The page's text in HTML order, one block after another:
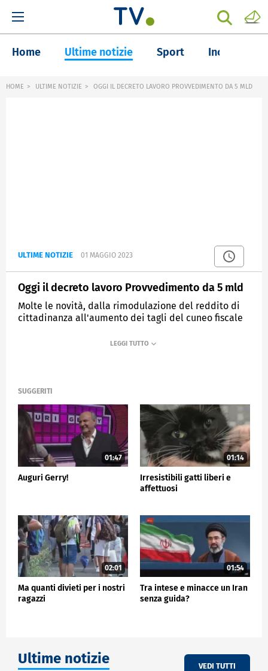
Home Ultime notizie Sport Inchieste
HOME ULTIME NOTIZIE OGGI IL DECRETO LAVORO PROVVEDIMENTO DA 5 MLD
ULTIME NOTIZIE 01 MAGGIO 2023
Oggi il decreto lavoro Provvedimento da 5 mld
Molte le novità, dalla rimodulazione del reddito di
cittadinanza all'aumento dei tagli del cuneo fiscale
SUGGERITI
01:47
Auguri Gerry!
01:14
Irresistibili gatti liberi e
affettuosi
02:01
Ma quanti divieti per i nostri
ragazzi
01:54
Tra intese e minacce un Iran
senza guida?
Ultime notizie VEDI TUTTI